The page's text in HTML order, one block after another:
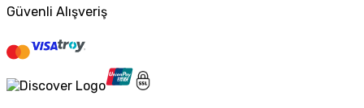
Güvenli Alışveriş